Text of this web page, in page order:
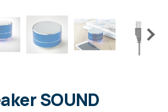
SOUND